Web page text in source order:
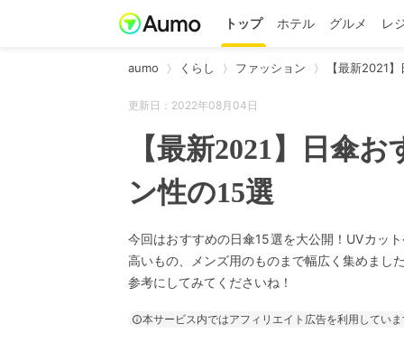
トップ ホテル グルメ レ
aumo くらし ファッション 【最新2021
更新日：2022年08月04日
【最新2021】日傘
ン性の15選
今回はおすすめの日傘15選を大公開！UVカッ
高いもの、メンズ用のものまで幅広く集めまし
参考にしてみてくださいね！
本サービス内ではアフィリエイト広告を利用してい